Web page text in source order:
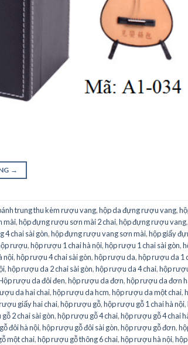
→
trung thu kèm rượu vang,hộp da đựng rượu vang,
mài,hộp đựng rượu sơn mài 2 chai,hộp đựng rượu vang,
4 chai sài gòn,hộp đựng rượu vang sơn mài,hộp giấy
rượu,hộp rượu 1 chai hà nội,hộp rượu 1 chai sài gòn,
nội,hộp rượu 4 chai sài gòn,hộp rượu da,hộp rượu da 1
,hộp rượu da 2 chai sài gòn,hộp rượu da 4 chai,hộp
rượu da đôi đen,hộp rượu da đơn,hộp rượu da đơn
da hai chai,hộp rượu da hcm,hộp rượu da một chai,
giấy hai chai,hộp rượu gỗ,hộp rượu gỗ 1 chai hà nội,
2 chai sài gòn,hộp rượu gỗ 4 chai,hộp rượu gỗ 4 chai
đôi hà nội,hộp rượu gỗ đôi sài gòn,hộp rượu gỗ đơn,
một chai,hộp rượu gỗ thông 6 chai,hộp rượu hà nội,hộp